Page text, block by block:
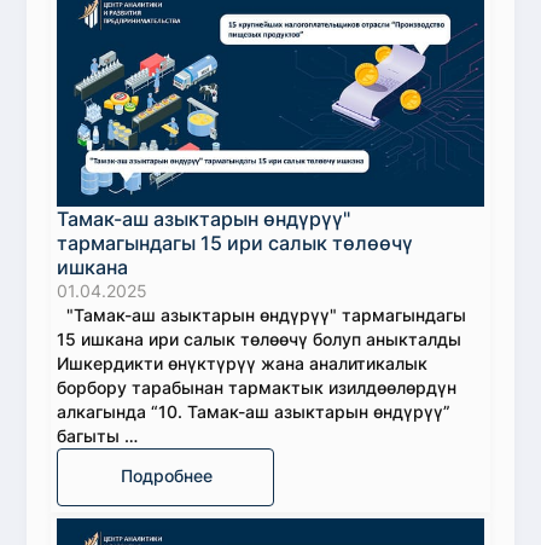
Тамак-аш азыктарын өндүрүү"
тармагындагы 15 ири салык төлөөчү
ишкана
01.04.2025
"Тамак-аш азыктарын өндүрүү" тармагындагы
15 ишкана ири салык төлөөчү болуп аныкталды
Ишкердикти өнүктүрүү жана аналитикалык
борбору тарабынан тармактык изилдөөлөрдүн
алкагында “10. Тамак-аш азыктарын өндүрүү”
багыты …
Подробнее